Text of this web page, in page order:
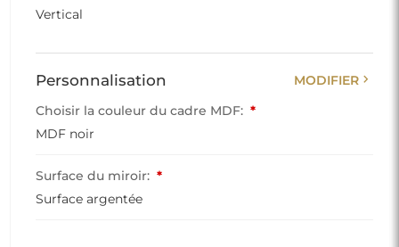
Vertical
Personnalisation MODIFIER chevron_right
Choisir la couleur du cadre MDF: *
MDF noir
Surface du miroir: *
Surface argentée